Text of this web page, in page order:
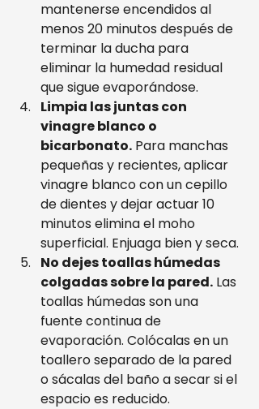
mantenerse encendidos al
menos 20 minutos después de
terminar la ducha para
eliminar la humedad residual
que sigue evaporándose.
Limpia las juntas con
vinagre blanco o
bicarbonato. Para manchas
pequeñas y recientes, aplicar
vinagre blanco con un cepillo
de dientes y dejar actuar 10
minutos elimina el moho
superficial. Enjuaga bien y seca.
No dejes toallas húmedas
colgadas sobre la pared. Las
toallas húmedas son una
fuente continua de
evaporación. Colócalas en un
toallero separado de la pared
o sácalas del baño a secar si el
espacio es reducido.